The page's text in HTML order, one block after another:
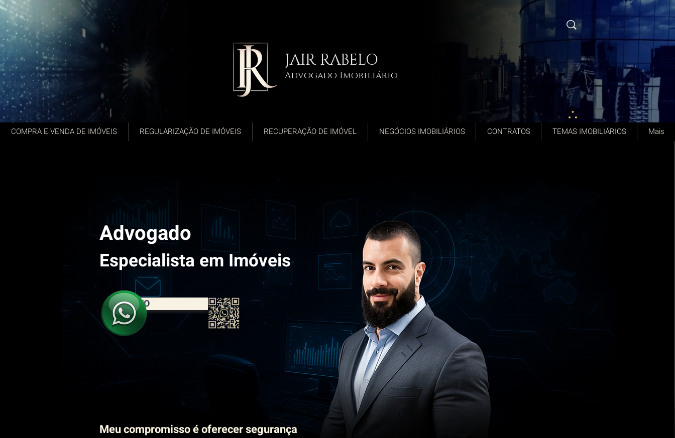
JAIR RABELO
Advogado Imobiliário
COMPRA E VENDA DE IMÓVEIS REGULARIZAÇÃO DE IMÓVEIS RECUPERAÇÃO DE IMÓVEL NEGÓCIOS IMOBILIÁRIOS CONTRATOS TEMAS IMOBILIÁRIOS Mais
Advogado
Especialista em Imóveis
CONTATO
Meu compromisso é oferecer segurança